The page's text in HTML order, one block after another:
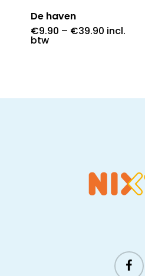
De haven
€9.90 – €39.90 incl.
btw
facebook